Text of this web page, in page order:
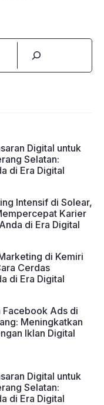
Digital untuk
Selatan:
di Era Digital
Intensif di Solear,
Karier
di Era Digital
di Kemiri
Cerdas
di Era Digital
Facebook Ads di
Meningkatkan
Iklan Digital
Digital untuk
Selatan:
di Era Digital